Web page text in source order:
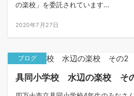
の楽校」を委託されています...
2020年7月27日
ブログ
具同小学校 水辺の楽校 そ